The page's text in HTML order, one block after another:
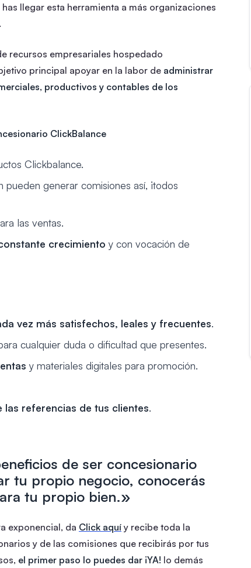
has llegar esta herramienta a más organizaciones
recursos empresariales hospedado
principal apoyar en la labor de administrar
productivos y contables de los
ClickBalance
Clickbalance.
pueden generar comisiones así, ¡todos
las ventas.
crecimiento y con vocación de
vez más satisfechos, leales y frecuentes.
cualquier duda o dificultad que presentes.
y materiales digitales para promoción.
las referencias de tus clientes.
de ser concesionario
tu propio negocio, conocerás
tu propio bien.»
exponencial, da Click aquí y recibe toda la
y de las comisiones que recibirás por tus
el primer paso lo puedes dar ¡YA! lo demás